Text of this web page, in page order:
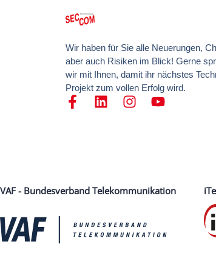
Wir haben für Sie alle Neuerungen,
aber auch Risiken im Blick! Gerne
wir mit Ihnen, damit ihr nächstes
Projekt zum vollen Erfolg wird.
VAF - Bundesverband Telekommunikation